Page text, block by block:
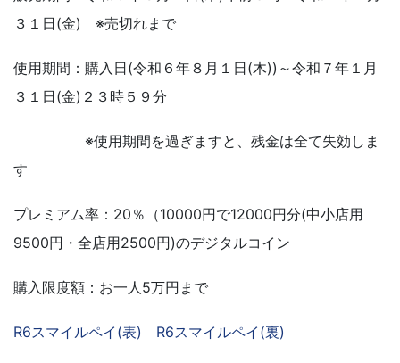
３１日(金) ※売切れまで
使用期間：購入日(令和６年８月１日(木))～令和７年１月
３１日(金)２３時５９分
※使用期間を過ぎますと、残金は全て失効しま
す
プレミアム率：20％（10000円で12000円分(中小店用
9500円・全店用2500円)のデジタルコイン
購入限度額：お一人5万円まで
R6スマイルペイ(表) R6スマイルペイ(裏)